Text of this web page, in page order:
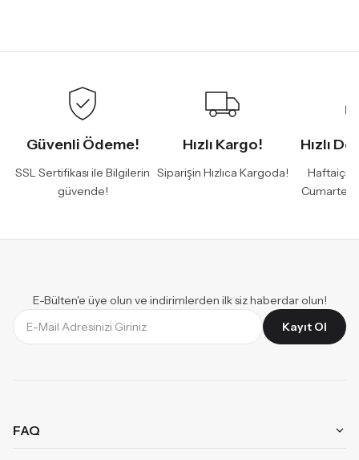
Güvenli Ödeme!
SSL Sertifikası ile Bilgilerin
güvende!
Hızlı Kargo!
Siparişin Hızlıca Kargoda!
Hızlı
Haftaiçi
E-Bülten'e üye olun ve indirimlerden ilk siz haberdar olun!
Kayıt Ol
FAQ